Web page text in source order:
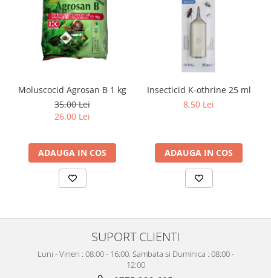
Moluscocid Agrosan B 1 kg
35,00 Lei
26,00 Lei
ADAUGA IN COS
Insecticid K-othrine 25 ml
8,50 Lei
ADAUGA IN COS
SUPORT CLIENTI
Luni - Vineri : 08:00 - 16:00, Sambata si Duminica : 08:00 -
12:00